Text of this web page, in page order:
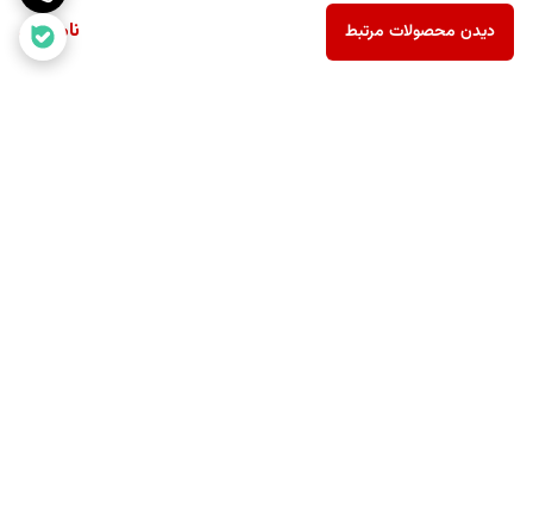
ناموجود دیدن محصولات مرتبط